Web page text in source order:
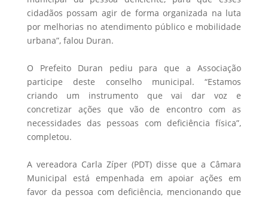
cidadãos possam agir de forma organizada na luta
por melhorias no atendimento público e mobilidade
urbana”, falou Duran.
O Prefeito Duran pediu para que a Associação
participe deste conselho municipal. “Estamos
criando um instrumento que vai dar voz e
concretizar ações que vão de encontro com as
necessidades das pessoas com deficiência física”,
completou.
A vereadora Carla Zíper (PDT) disse que a Câmara
Municipal está empenhada em apoiar ações em
favor da pessoa com deficiência, mencionando que